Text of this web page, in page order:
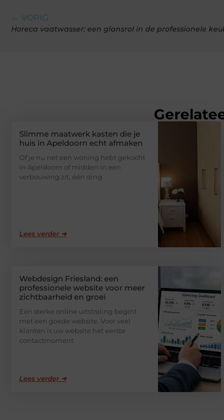
← VORIG
Horeca vaatwasser: een glansrol in de professionele
Slimme maatwerk kasten die je
huis in Apeldoorn echt afmaken
Of je nu net een woning hebt gekocht
in Apeldoorn of midden in een
verbouwing zit, één ding
Lees verder ➜
Webdesign Friesland: een
professionele website voor meer
zichtbaarheid en groei
Een sterke online uitstraling begint
met een goede website. Voor veel
klanten is uw website het eerste
contactmoment
Lees verder ➜